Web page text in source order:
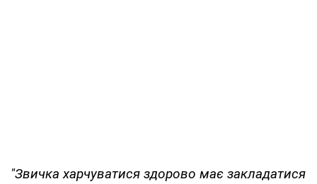
"Звичка харчуватися здорово має закладатися